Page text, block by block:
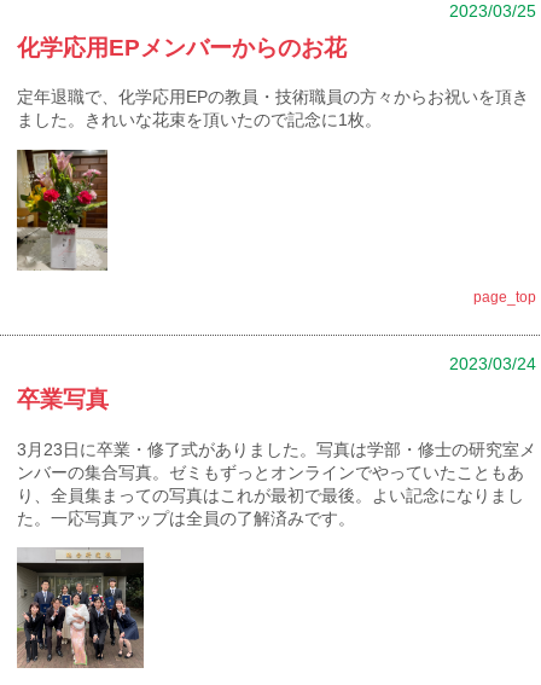
2023/03/25
化学応用EPメンバーからのお花
定年退職で、化学応用EPの教員・技術職員の方々からお祝いを頂き
ました。きれいな花束を頂いたので記念に1枚。
page_top
2023/03/24
卒業写真
3月23日に卒業・修了式がありました。写真は学部・修士の研究室メ
ンバーの集合写真。ゼミもずっとオンラインでやっていたこともあ
り、全員集まっての写真はこれが最初で最後。よい記念になりまし
た。一応写真アップは全員の了解済みです。